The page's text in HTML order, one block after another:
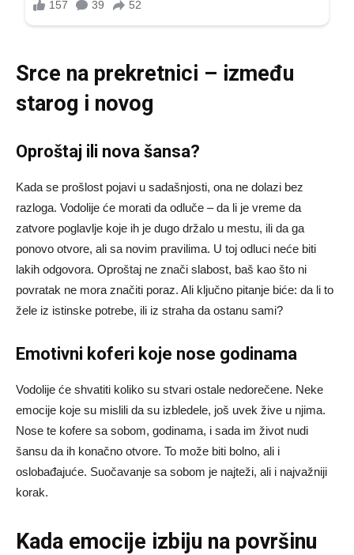
Srce na prekretnici – između
starog i novog
Oproštaj ili nova šansa?
Kada se prošlost pojavi u sadašnjosti, ona ne dolazi bez
razloga. Vodolije će morati da odluče – da li je vreme da
zatvore poglavlje koje ih je dugo držalo u mestu, ili da ga
ponovo otvore, ali sa novim pravilima. U toj odluci neće biti
lakih odgovora. Oproštaj ne znači slabost, baš kao što ni
povratak ne mora značiti poraz. Ali ključno pitanje biće: da li to
žele iz istinske potrebe, ili iz straha da ostanu sami?
Emotivni koferi koje nose godinama
Vodolije će shvatiti koliko su stvari ostale nedorečene. Neke
emocije koje su mislili da su izbledele, još uvek žive u njima.
Nose te kofere sa sobom, godinama, i sada im život nudi
šansu da ih konačno otvore. To može biti bolno, ali i
oslobađajuće. Suočavanje sa sobom je najteži, ali i najvažniji
korak.
Kada emocije izbiju na površinu